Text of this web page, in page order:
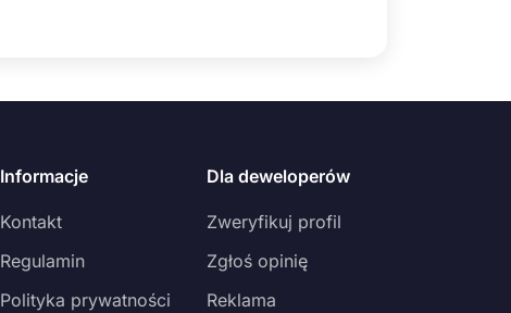
Informacje
Kontakt
Regulamin
Polityka prywatności
Dla deweloperów
Zweryfikuj profil
Zgłoś opinię
Reklama